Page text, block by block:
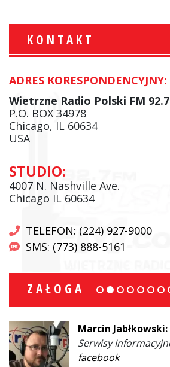
KONTAKT
ADRES KORESPONDENCYJNY:
Wietrzne Radio Polski FM
P.O. BOX 34978
Chicago, IL 60634
USA
STUDIO:
4007 N. Nashville Ave.
Chicago IL 60634
TELEFON: (224) 927-9000
SMS: (773) 888-5161
ZAŁOGA
Marcin Jabłkowski:
Serwisy
facebook